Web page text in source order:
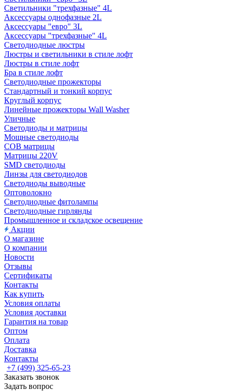
Светильники "трехфазные" 4L
Аксессуары однофазные 2L
Аксессуары "евро" 3L
Аксессуары "трехфазные" 4L
Светодиодные люстры
Люстры и светильники в стиле лофт
Люстры в стиле лофт
Бра в стиле лофт
Светодиодные прожекторы
Стандартный и тонкий корпус
Круглый корпус
Линейные прожекторы Wall Washer
Уличные
Светодиоды и матрицы
Мощные светодиоды
COB матрицы
Матрицы 220V
SMD светодиоды
Линзы для светодиодов
Светодиоды выводные
Оптоволокно
Светодиодные фитолампы
Светодиодные гирлянды
Промышленное и складское освещение
Акции
О магазине
О компании
Новости
Отзывы
Сертификаты
Контакты
Как купить
Условия оплаты
Условия доставки
Гарантия на товар
Оптом
Оплата
Доставка
Контакты
+7 (499) 325-65-23
Заказать звонок
Задать вопрос